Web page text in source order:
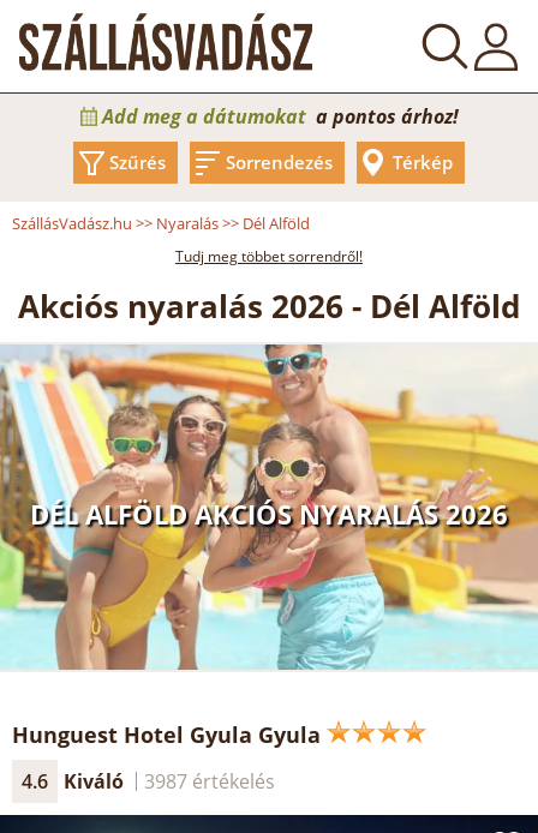
Add meg a dátumokat a pontos árhoz!
Szűrés Sorrendezés Térkép
SzállásVadász.hu >> Nyaralás>> Dél Alföld
Tudj meg többet sorrendről!
Akciós nyaralás 2026 - Dél Alföld
DÉL ALFÖLD AKCIÓS NYARALÁS 2026
Hunguest Hotel Gyula Gyula
4.6 Kiváló 3987 értékelés